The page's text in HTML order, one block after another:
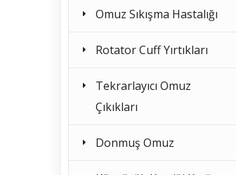
Omuz Sıkışma Hastalığı
Rotator Cuff Yırtıkları
Tekrarlayıcı Omuz
Çıkıkları
Donmuş Omuz